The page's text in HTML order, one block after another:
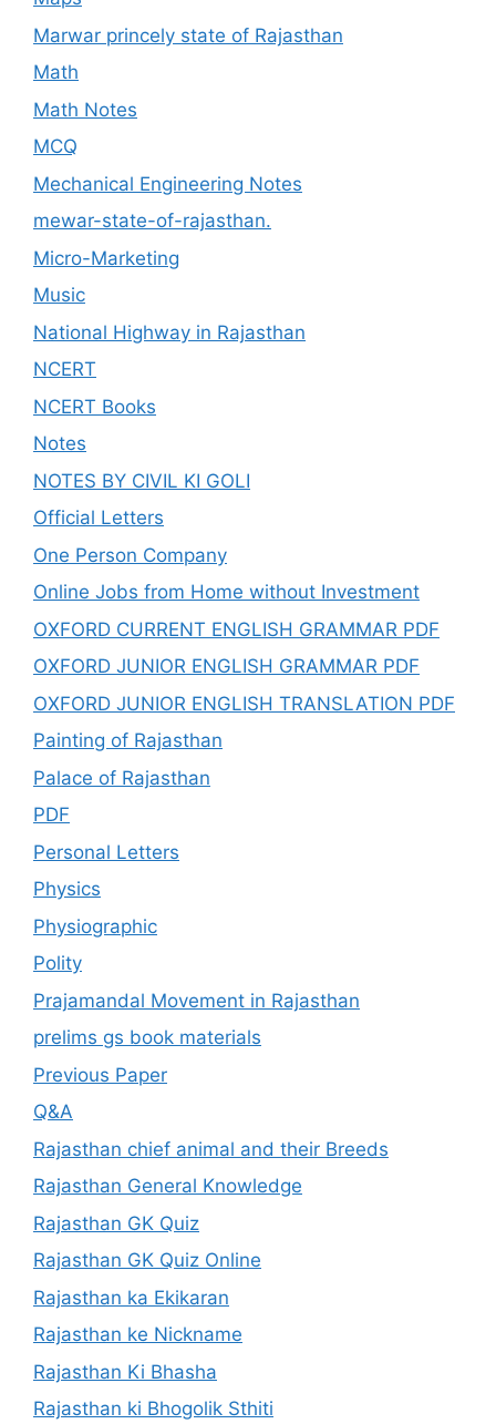
Marwar princely state of Rajasthan
Math
Math Notes
MCQ
Mechanical Engineering Notes
mewar-state-of-rajasthan.
Micro-Marketing
Music
National Highway in Rajasthan
NCERT
NCERT Books
Notes
NOTES BY CIVIL KI GOLI
Official Letters
One Person Company
Online Jobs from Home without Investment
OXFORD CURRENT ENGLISH GRAMMAR PDF
OXFORD JUNIOR ENGLISH GRAMMAR PDF
OXFORD JUNIOR ENGLISH TRANSLATION PDF
Painting of Rajasthan
Palace of Rajasthan
PDF
Personal Letters
Physics
Physiographic
Polity
Prajamandal Movement in Rajasthan
prelims gs book materials
Previous Paper
Q&A
Rajasthan chief animal and their Breeds
Rajasthan General Knowledge
Rajasthan GK Quiz
Rajasthan GK Quiz Online
Rajasthan ka Ekikaran
Rajasthan ke Nickname
Rajasthan Ki Bhasha
Rajasthan ki Bhogolik Sthiti